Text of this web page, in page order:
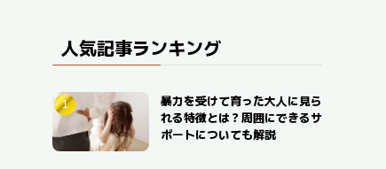
人気記事ランキング
暴力を受けて育った大人に見ら
れる特徴とは？周囲にできるサ
ポートについても解説